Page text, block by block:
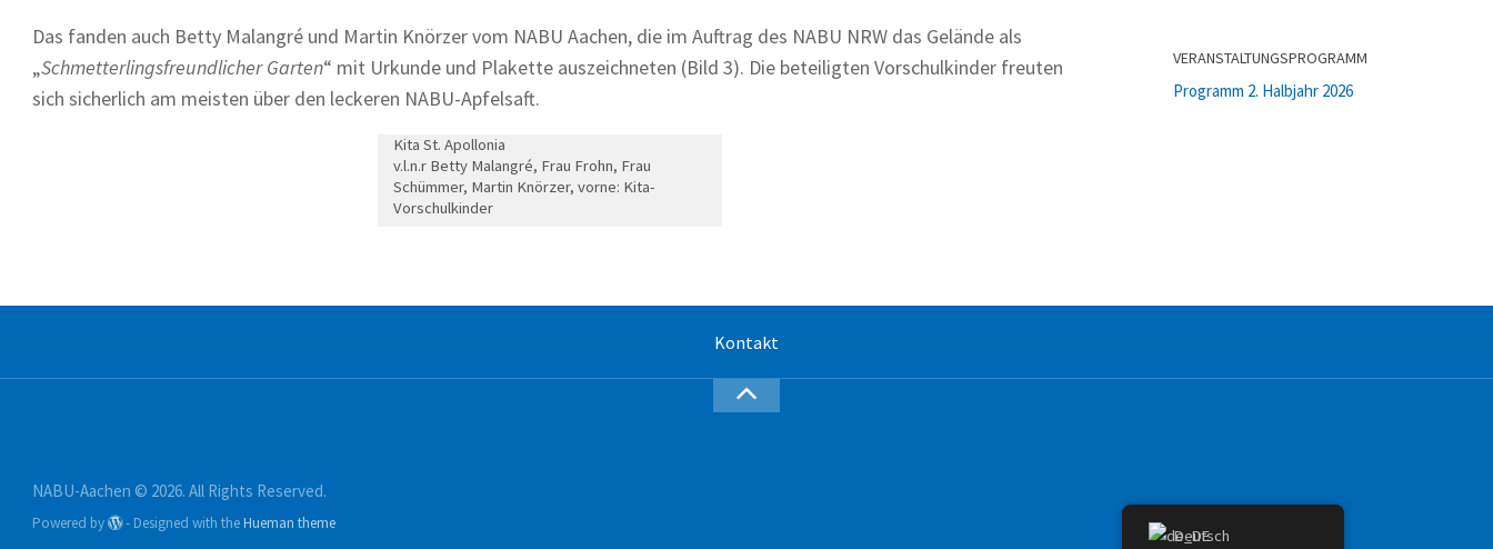
Das fanden auch Betty Malangré und Martin Knörzer vom NABU Aachen, die im Auftrag des NABU NRW das Gelände als
„Schmetterlingsfreundlicher Garten“ mit Urkunde und Plakette auszeichneten (Bild 3). Die beteiligten Vorschulkinder freuten
sich sicherlich am meisten über den leckeren NABU-Apfelsaft.
Kita St. Apollonia
v.l.n.r Betty Malangré, Frau Frohn, Frau
Schümmer, Martin Knörzer, vorne: Kita-
Vorschulkinder
VERANSTALTUNGSPROGRAMM
Programm 2. Halbjahr 2026
Kontakt
NABU-Aachen © 2026. All Rights Reserved.
Powered by - Designed with theHueman theme
Deutsch